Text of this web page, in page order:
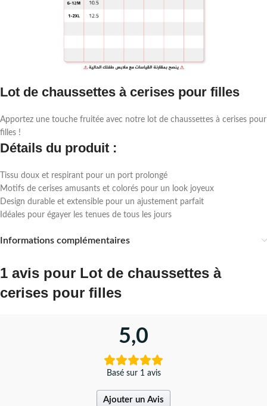
Lot de chaussettes à cerises pour filles
Apportez une touche fruitée avec notre lot de chaussettes à cerises pour
filles !
Détails du produit :
Tissu doux et respirant pour un port prolongé
Motifs de cerises amusants et colorés pour un look joyeux
Design durable et extensible pour un ajustement parfait
Idéales pour égayer les tenues de tous les jours
Informations complémentaires
1 avis pour Lot de chaussettes à
cerises pour filles
5,0
Basé sur 1 avis
Ajouter un Avis